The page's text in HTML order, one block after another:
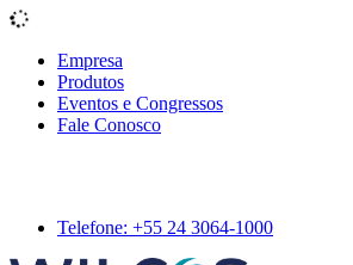
Empresa
Produtos
Eventos e Congressos
Fale Conosco
Telefone: +55 24 3064-1000